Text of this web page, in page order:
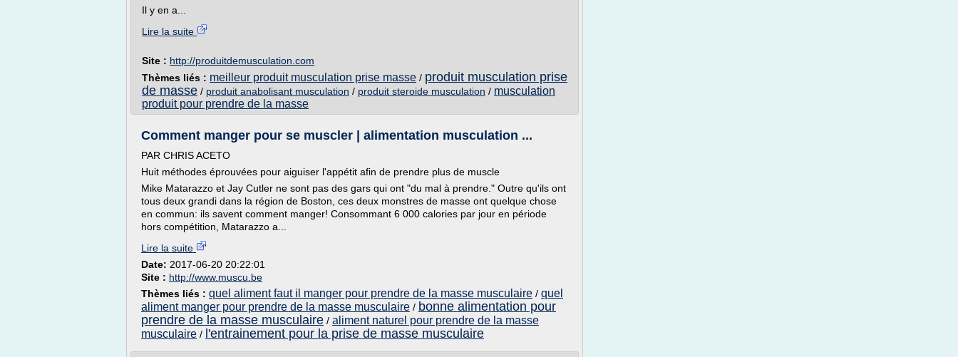
Il y en a...
Lire la suite
Site : http://produitdemusculation.com
Thèmes liés : meilleur produit musculation prise masse / produit musculation prise
de masse / produit anabolisant musculation / produit steroide musculation / musculation
produit pour prendre de la masse
Comment manger pour se muscler | alimentation musculation ...
PAR CHRIS ACETO
Huit méthodes éprouvées pour aiguiser l'appétit afin de prendre plus de muscle
Mike Matarazzo et Jay Cutler ne sont pas des gars qui ont "du mal à prendre." Outre qu'ils ont
tous deux grandi dans la région de Boston, ces deux monstres de masse ont quelque chose
en commun: ils savent comment manger! Consommant 6 000 calories par jour en période
hors compétition, Matarazzo a...
Lire la suite
Date: 2017-06-20 20:22:01
Site : http://www.muscu.be
Thèmes liés : quel aliment faut il manger pour prendre de la masse musculaire / quel
aliment manger pour prendre de la masse musculaire / bonne alimentation pour
prendre de la masse musculaire / aliment naturel pour prendre de la masse
musculaire / l'entrainement pour la prise de masse musculaire